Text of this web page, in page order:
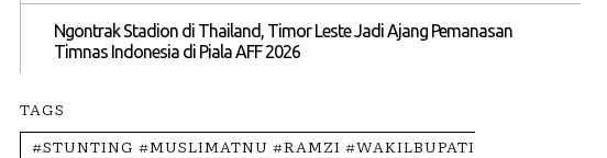
Ngontrak Stadion di Thailand, Timor Leste Jadi Ajang Pemanasan
Timnas Indonesia di Piala AFF 2026
TAGS
#STUNTING #MUSLIMATNU #RAMZI #WAKILBUPATI